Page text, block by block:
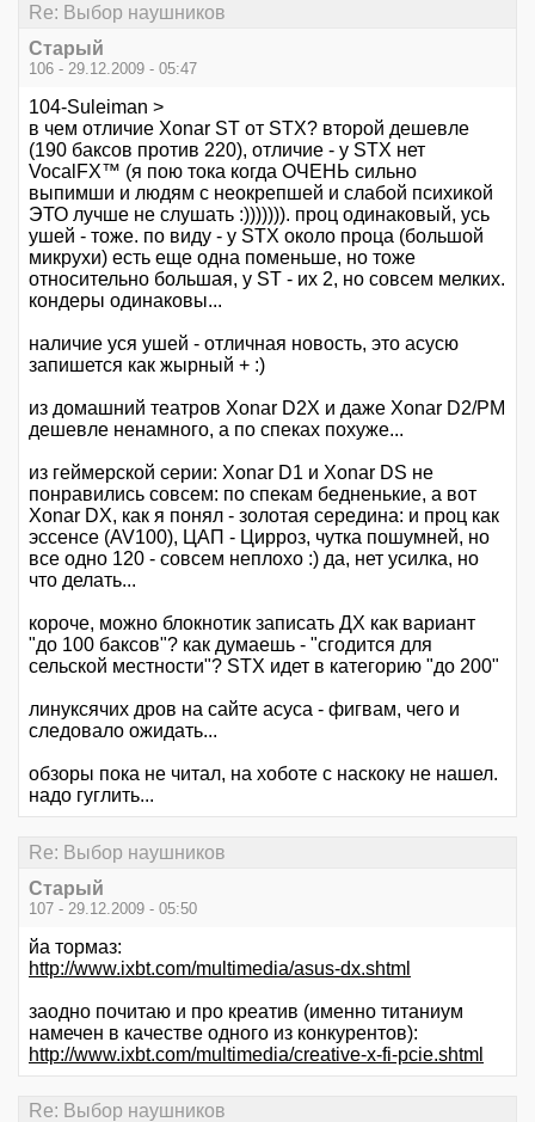
Re: Выбор наушников
Старый
106 - 29.12.2009 - 05:47
104-Suleiman >
в чем отличие Xonar ST от STX? второй дешевле
(190 баксов против 220), отличие - у STX нет
VocalFX™ (я пою тока когда ОЧЕНЬ сильно
выпимши и людям с неокрепшей и слабой психикой
ЭТО лучше не слушать :))))))). проц одинаковый, усь
ушей - тоже. по виду - у STX около проца (большой
микрухи) есть еще одна поменьше, но тоже
относительно большая, у ST - их 2, но совсем мелких.
кондеры одинаковы...
наличие уся ушей - отличная новость, это асусю
запишется как жырный + :)
из домашний театров Xonar D2Х и даже Xonar D2/PM
дешевле ненамного, а по спеках похуже...
из геймерской серии: Xonar D1 и Xonar DS не
понравились совсем: по спекам бедненькие, а вот
Xonar DX, как я понял - золотая середина: и проц как
эссенсе (AV100), ЦАП - Цирроз, чутка пошумней, но
все одно 120 - совсем неплохо :) да, нет усилка, но
что делать...
короче, можно блокнотик записать ДХ как вариант
"до 100 баксов"? как думаешь - "сгодится для
сельской местности"? STX идет в категорию "до 200"
линуксячих дров на сайте асуса - фигвам, чего и
следовало ожидать...
обзоры пока не читал, на хоботе с наскоку не нашел.
надо гуглить...
Re: Выбор наушников
Старый
107 - 29.12.2009 - 05:50
йа тормаз:
http://www.ixbt.com/multimedia/asus-dx.shtml
заодно почитаю и про креатив (именно титаниум
намечен в качестве одного из конкурентов):
http://www.ixbt.com/multimedia/creative-x-fi-pcie.shtml
Re: Выбор наушников